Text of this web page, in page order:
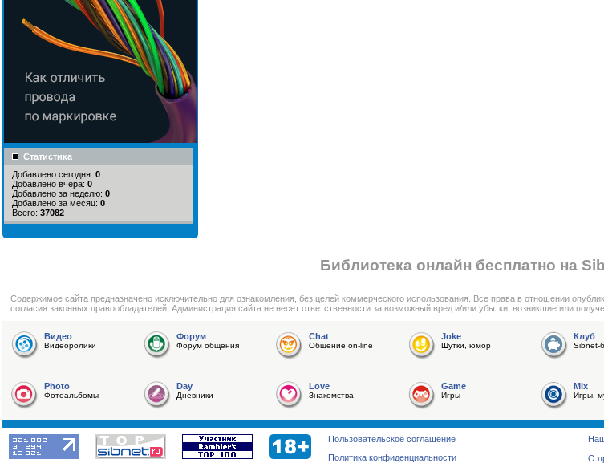
Статистика
Добавлено сегодня: 0
Добавлено вчера: 0
Добавлено за неделю: 0
Добавлено за месяц: 0
Всего: 37082
Библиотека онлайн бесплатно на
Cодержимое сайта предназначено исключительно для ознакомления, без целей коммерческого использования. Все права в отношении
согласия законных правообладателей. Администрация сайта не несет ответственности за возможный вред и/или убытки, возникшие или
Видео
Видеоролики
Форум
Форум общения
Chat
Общение on-line
Joke
Шутки, юмор
Клуб
Sibnet-
Photo
Фотоальбомы
Day
Дневники
Love
Знакомства
Game
Игры
Mix
Игры,
О
Пользовательское соглашение
Политика конфиденциальности